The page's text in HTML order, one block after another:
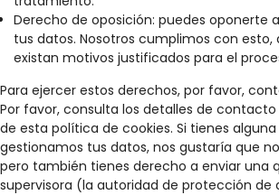
Derecho de oposición: puedes oponerte
tus datos. Nosotros cumplimos con esto,
existan motivos justificados para el
Para ejercer estos derechos, por favor,
Por favor, consulta los detalles de
de esta política de cookies. Si tienes
gestionamos tus datos, nos gustaría que
pero también tienes derecho a enviar una
supervisora (la autoridad de protección de